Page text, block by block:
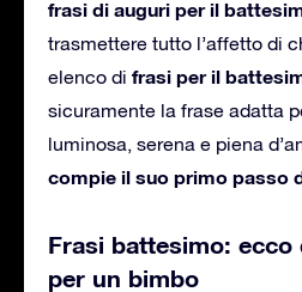
frasi di auguri per il
trasmettere tutto l’affetto di
elenco di frasi per il
sicuramente la frase adatta
luminosa, serena e piena
compie il suo primo passo
Frasi battesimo: ecco
per un bimbo